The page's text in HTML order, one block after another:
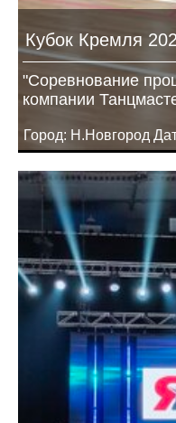
Кубок Кремля
"Соревнование
компании
Город: Н.Новгород